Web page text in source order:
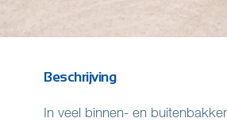
Beschrijving
In veel binnen- en